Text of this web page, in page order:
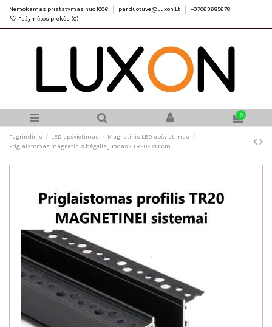
Nemokamas pristatymas nuo 100€ parduotuve@Luxon.Lt
+37063685678
Pažymėtos prekės (0)
0
Pagrindinis LED apšvietimas
Magnetinis LED apšvietimas
Priglaistomas magnetinis bėgelis juodas - TR20 - 200cm